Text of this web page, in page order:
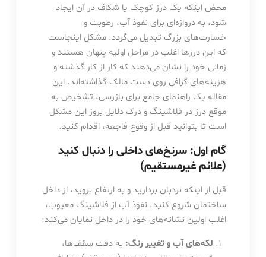
محض اینکه یک درز کوچک یا شکاف در آن ایجاد
شود، به دروازه‌ای برای نفوذ آب، رطوبت و
خسارت‌های بزرگ تبدیل می‌گردد. مشکل اینجاست
که این درزها اغلب در مراحل اولیه پنهان هستند و
زمانی خود را نشان می‌دهند که کار از کار گذشته و
هزینه‌های گزافی روی دست مالک گذاشته‌اند. این
مقاله یک راهنمای جامع برای بازرسی، تشخیص به
موقع درز در فلاشینگ و درک دلایل بروز این مشکل
است تا بتوانید قبل از وقوع فاجعه، اقدام کنید.
گام اول: سرنخ‌های داخلی را دنبال کنید
(علائم غیرمستقیم)
قبل از اینکه نردبان بردارید و به ارتفاع بروید، از داخل
ساختمان شروع کنید. نفوذ آب از فلاشینگ معیوب،
اغلب اولین نشانه‌های خود را در داخل نمایان می‌کند:
لکه‌های آب و تغییر رنگ: به دقت سقف‌ها،